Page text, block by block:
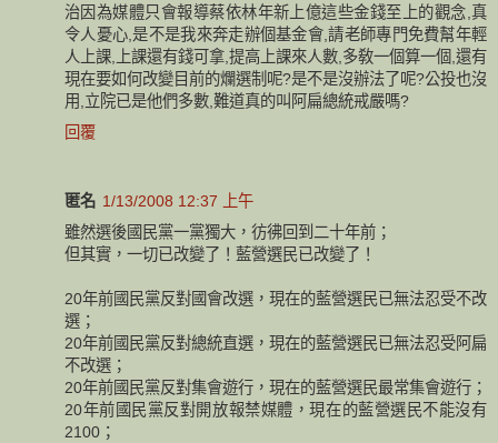
治因為媒體只會報導蔡依林年新上億這些金錢至上的觀念,真
令人憂心,是不是我來奔走辦個基金會,請老師專門免費幫年輕
人上課,上課還有錢可拿,提高上課來人數,多敎一個算一個,還有
現在要如何改變目前的爛選制呢?是不是沒辦法了呢?公投也沒
用,立院已是他們多數,難道真的叫阿扁總統戒嚴嗎?
回覆
匿名 1/13/2008 12:37 上午
雖然選後國民黨一黨獨大，彷彿回到二十年前；
但其實，一切已改變了！藍營選民已改變了！
20年前國民黨反對國會改選，現在的藍營選民已無法忍受不改
選；
20年前國民黨反對總統直選，現在的藍營選民已無法忍受阿扁
不改選；
20年前國民黨反對集會遊行，現在的藍營選民最常集會遊行；
20年前國民黨反對開放報禁媒體，現在的藍營選民不能沒有
2100；